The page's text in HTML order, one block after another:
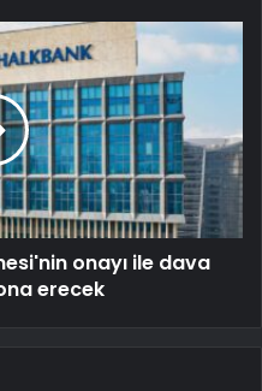
onayı ile dava
erecek